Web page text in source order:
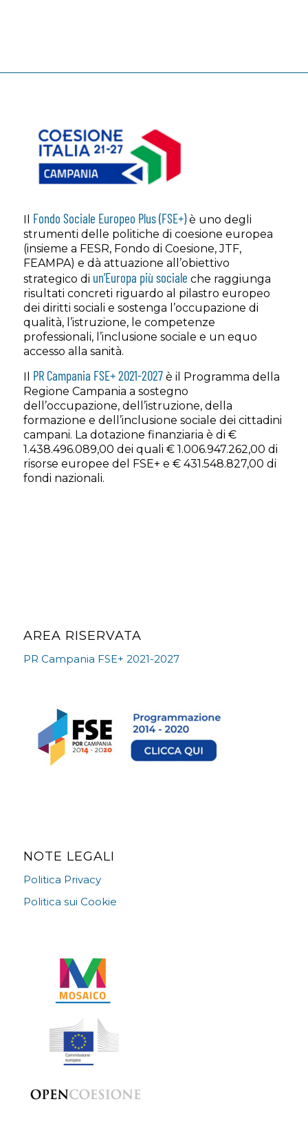
Il Fondo Sociale Europeo Plus (FSE+)è uno degli
strumenti delle politiche di coesione europea
(insieme a FESR, Fondo di Coesione, JTF,
FEAMPA) e dà attuazione all’obiettivo
strategico di un’Europa più sociale che raggiunga
risultati concreti riguardo al pilastro europeo
dei diritti sociali e sostenga l’occupazione di
qualità, l’istruzione, le competenze
professionali, l’inclusione sociale e un equo
accesso alla sanità.
Il PR Campania FSE+ 2021-2027è il Programma della
Regione Campania a sostegno
dell’occupazione, dell’istruzione, della
formazione e dell’inclusione sociale dei cittadini
campani. La dotazione finanziaria è di €
1.438.496.089,00 dei quali € 1.006.947.262,00 di
risorse europee del FSE+ e € 431.548.827,00 di
fondi nazionali.
AREA RISERVATA
PR Campania FSE+ 2021-2027
NOTE LEGALI
Politica Privacy
Politica sui Cookie